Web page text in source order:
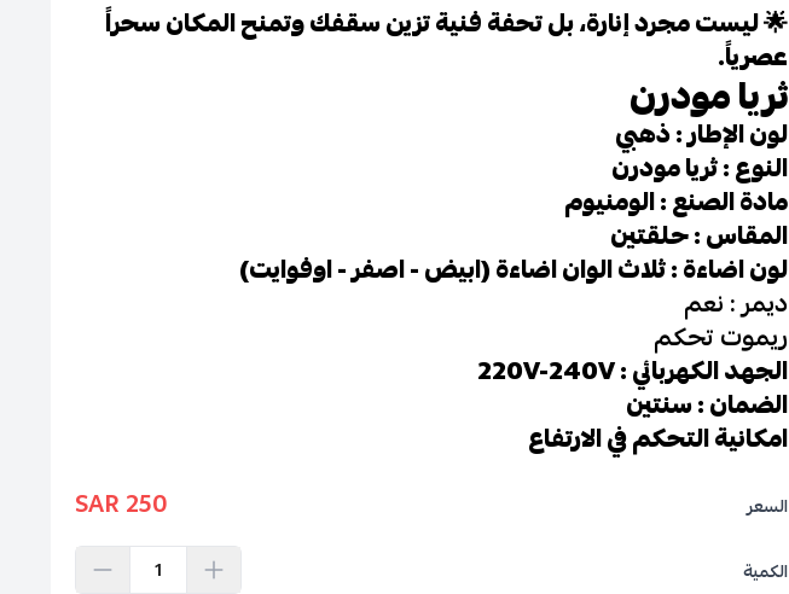
🌟 ليست مجرد إنارة، بل تحفة فنية تزين سقفك وتمنح المكان سحراً
عصرياً.
ثريا مودرن
لون الإطار : ذهبي
النوع : ثريا مودرن
مادة الصنع : الومنيوم
المقاس : حلقتين
لون اضاءة : ثلاث الوان اضاءة (ابيض - اصفر - اوفوايت)
ديمر : نعم
ريموت تحكم
الجهد الكهربائي : 220V-240V
الضمان : سنتين
امكانية التحكم في الارتفاع
السعر 250 SAR
الكمية